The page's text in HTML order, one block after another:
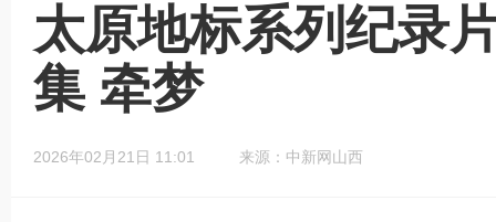
太原地标系列纪录
集 牵梦
2026年02月21日 11:01 来源：中新网山西